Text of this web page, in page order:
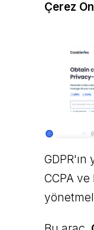
Çerez
GDPR'ın
CCPA ve